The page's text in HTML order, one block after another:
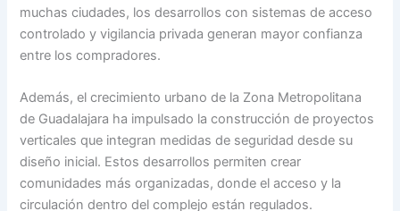
muchas ciudades, los desarrollos con sistemas de acceso
controlado y vigilancia privada generan mayor confianza
entre los compradores.
Además, el crecimiento urbano de la Zona Metropolitana
de Guadalajara ha impulsado la construcción de proyectos
verticales que integran medidas de seguridad desde su
diseño inicial. Estos desarrollos permiten crear
comunidades más organizadas, donde el acceso y la
circulación dentro del complejo están regulados.